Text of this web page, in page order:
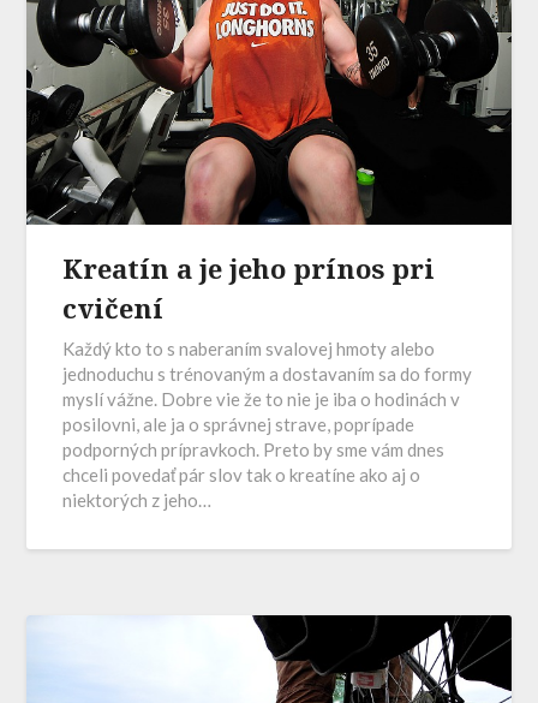
Kreatín a je jeho prínos pri
cvičení
Každý kto to s naberaním svalovej hmoty alebo
jednoduchu s trénovaným a dostavaním sa do formy
myslí vážne. Dobre vie že to nie je iba o hodinách v
posilovni, ale ja o správnej strave, poprípade
podporných prípravkoch. Preto by sme vám dnes
chceli povedať pár slov tak o kreatíne ako aj o
niektorých z jeho…